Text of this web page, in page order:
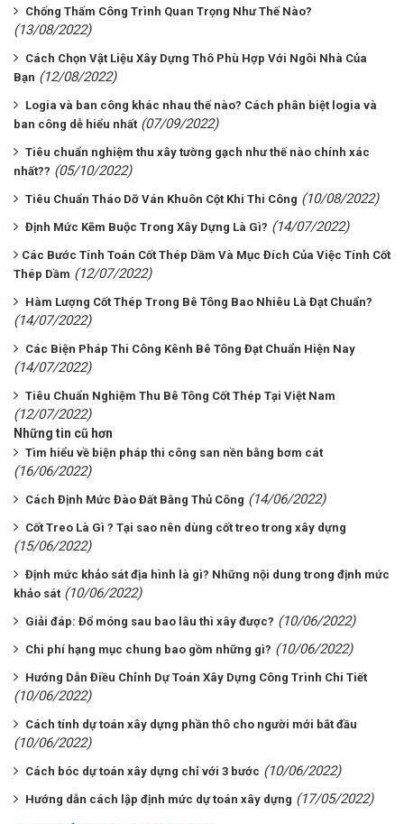
Chống Thấm Công Trình Quan Trọng Như Thế Nào?
(13/08/2022)
Cách Chọn Vật Liệu Xây Dựng Thô Phù Hợp Với Ngôi Nhà Của
Bạn (12/08/2022)
Logia và ban công khác nhau thế nào? Cách phân biệt logia và
ban công dễ hiểu nhất (07/09/2022)
Tiêu chuẩn nghiệm thu xây tường gạch như thế nào chính xác
nhất?? (05/10/2022)
Tiêu Chuẩn Tháo Dỡ Ván Khuôn Cột Khi Thi Công (10/08/2022)
Định Mức Kẽm Buộc Trong Xây Dựng Là Gì? (14/07/2022)
​​​​​​​Các Bước Tính Toán Cốt Thép Dầm Và Mục Đích Của Việc Tính Cốt
Thép Dầm (12/07/2022)
Hàm Lượng Cốt Thép Trong Bê Tông Bao Nhiêu Là Đạt Chuẩn?
(14/07/2022)
Các Biện Pháp Thi Công Kênh Bê Tông Đạt Chuẩn Hiện Nay
(14/07/2022)
Tiêu Chuẩn Nghiệm Thu Bê Tông Cốt Thép Tại Việt Nam
(12/07/2022)
Những tin cũ hơn
Tìm hiểu về biện pháp thi công san nền bằng bơm cát
(16/06/2022)
Cách Định Mức Đào Đất Bằng Thủ Công (14/06/2022)
Cốt Treo Là Gì ? Tại sao nên dùng cốt treo trong xây dựng
(15/06/2022)
Định mức khảo sát địa hình là gì? Những nội dung trong định mức
khảo sát (10/06/2022)
Giải đáp: Đổ móng sau bao lâu thì xây được? (10/06/2022)
Chi phí hạng mục chung bao gồm những gì? (10/06/2022)
Hướng Dẫn Điều Chỉnh Dự Toán Xây Dựng Công Trình Chi Tiết
(10/06/2022)
Cách tính dự toán xây dựng phần thô cho người mới bắt đầu
(10/06/2022)
Cách bóc dự toán xây dựng chỉ với 3 bước (10/06/2022)
Hướng dẫn cách lập định mức dự toán xây dựng (17/05/2022)